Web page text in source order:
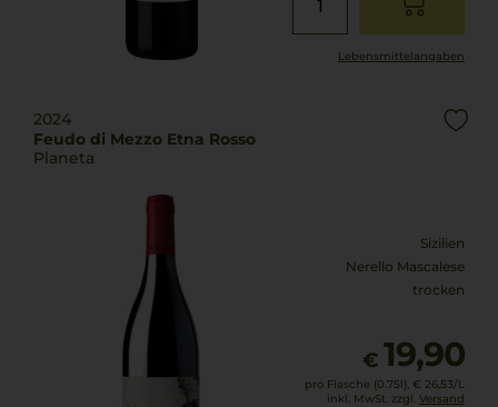
Lebensmittel­angaben
2024
Feudo di Mezzo Etna Rosso
Planeta
Sizilien
Nerello Mascalese
trocken
€ 19,90
pro Flasche (0.75l), € 26,53/L
inkl. MwSt. zzgl. Versand